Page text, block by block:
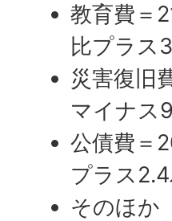
教育費＝
比プラス
災害復旧
マイナス
公債費＝
プラス2.4
そのほか